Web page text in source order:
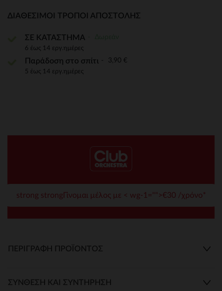
ΔΙΑΘΈΣΙΜΟΙ ΤΡΌΠΟΙ ΑΠΟΣΤΟΛΉΣ
ΣΕ ΚΑΤΑΣΤΗΜΑ
6 έως 14 εργ.ημέρες
Παράδοση στο σπίτι 3,90 €
5 έως 14 εργ.ημέρες
strong strongΓίνομαι μέλος με < wg-1="">€30 /χρόνο*
ΠΕΡΙΓΡΑΦΉ ΠΡΟΪΌΝΤΟΣ
ΣΎΝΘΕΣΗ ΚΑΙ ΣΥΝΤΉΡΗΣΗ